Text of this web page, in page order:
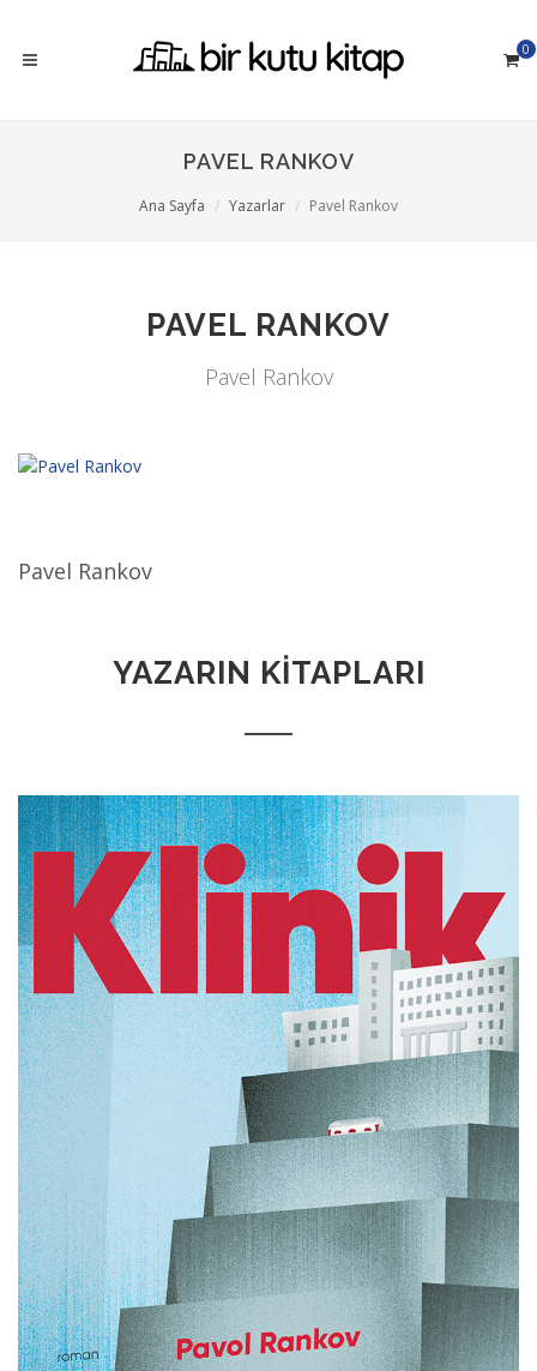
0
PAVEL RANKOV
Ana Sayfa Yazarlar Pavel Rankov
PAVEL RANKOV
Pavel Rankov
Pavel Rankov
YAZARIN KİTAPLARI